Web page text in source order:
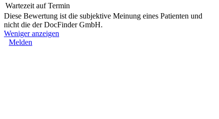
Wartezeit auf Termin
Diese Bewertung ist die subjektive Meinung eines Patienten und
nicht die der DocFinder GmbH.
Weniger anzeigen
Melden